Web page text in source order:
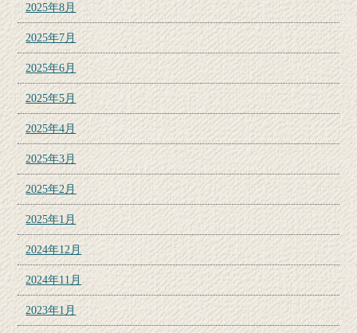
2025年8月
2025年7月
2025年6月
2025年5月
2025年4月
2025年3月
2025年2月
2025年1月
2024年12月
2024年11月
2023年1月